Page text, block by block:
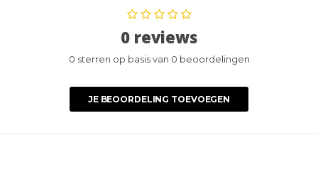
0 reviews
0 sterren op basis van 0 beoordelingen
JE BEOORDELING TOEVOEGEN